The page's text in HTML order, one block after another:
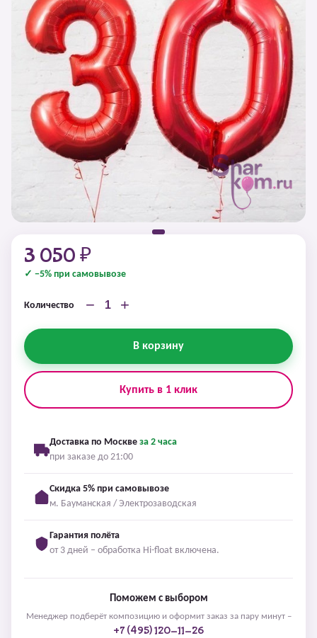
3 050 ₽
✓ −5% при самовывозе
Количество − +
В корзину
Купить в 1 клик
Доставка по Москве за 2 часа
при заказе до 21:00
Скидка 5% при самовывозе
м. Бауманская / Электрозаводская
Гарантия полёта
от 3 дней – обработка Hi-float включена.
Поможем с выбором
Менеджер подберёт композицию и оформит заказ за пару минут –
+7 (495) 120-11-26